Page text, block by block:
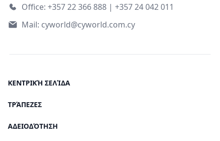
ΚΕΝΤΡΙΚΉ ΣΕΛΊΔΑ
ΤΡΆΠΕΖΕΣ
ΑΔΕΙΟΔΌΤΗΣΗ
Office: +357 22 366 888 | +357 24 042 011
Mail: cyworld@cyworld.com.cy